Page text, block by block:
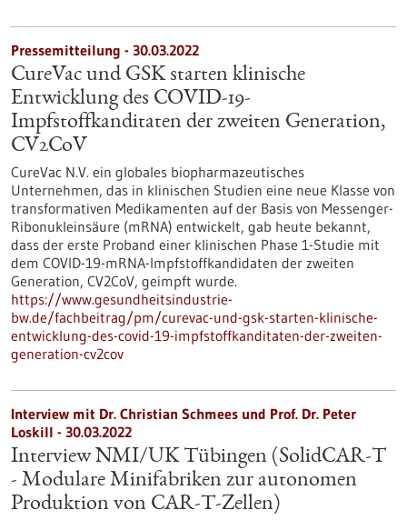
Pressemitteilung - 30.03.2022
CureVac und GSK starten klinische
Entwicklung des COVID-19-
Impfstoffkanditaten der zweiten Generation,
CV2CoV
CureVac N.V. ein globales biopharmazeutisches
Unternehmen, das in klinischen Studien eine neue Klasse von
transformativen Medikamenten auf der Basis von Messenger-
Ribonukleinsäure (mRNA) entwickelt, gab heute bekannt,
dass der erste Proband einer klinischen Phase 1-Studie mit
dem COVID-19-mRNA-Impfstoffkandidaten der zweiten
Generation, CV2CoV, geimpft wurde.
https://www.gesundheitsindustrie-
bw.de/fachbeitrag/pm/curevac-und-gsk-starten-klinische-
entwicklung-des-covid-19-impfstoffkanditaten-der-zweiten-
generation-cv2cov
Interview mit Dr. Christian Schmees und Prof. Dr. Peter
Loskill - 30.03.2022
Interview NMI/UK Tübingen (SolidCAR-T
- Modulare Minifabriken zur autonomen
Produktion von CAR-T-Zellen)